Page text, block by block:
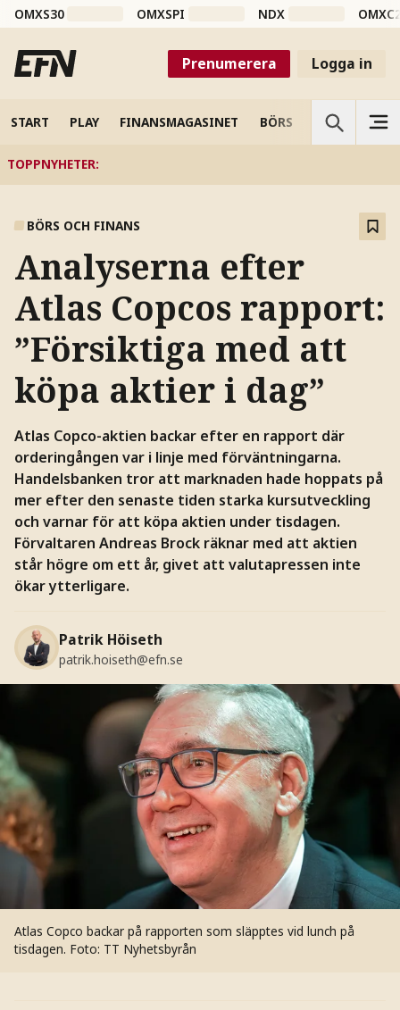
OMXS30 OMXSPI NDX
Prenumerera Logga in
START PLAY FINANSMAGASINET BÖRS VETENSKAP
TOPPNYHETER:
BÖRS OCH FINANS
Analyserna efter
Atlas Copcos rapport:
”Försiktiga med att
köpa aktier i dag”
Atlas Copco-aktien backar efter en rapport där
orderingången var i linje med förväntningarna.
Handelsbanken tror att marknaden hade hoppats på
mer efter den senaste tiden starka kursutveckling
och varnar för att köpa aktien under tisdagen.
Förvaltaren Andreas Brock räknar med att aktien
står högre om ett år, givet att valutapressen inte
ökar ytterligare.
Patrik Höiseth
patrik.hoiseth@efn.se
Atlas Copco backar på rapporten som släpptes vid lunch på
tisdagen. Foto: TT Nyhetsbyrån